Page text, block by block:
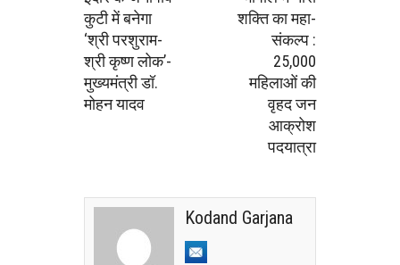
कुटी में बनेगा
‘श्री परशुराम-
श्री कृष्ण लोक’-
मुख्यमंत्री डॉ.
मोहन यादव
शक्ति का महा-
संकल्प :
25,000
महिलाओं की
वृहद जन
आक्रोश
पदयात्रा
Kodand Garjana